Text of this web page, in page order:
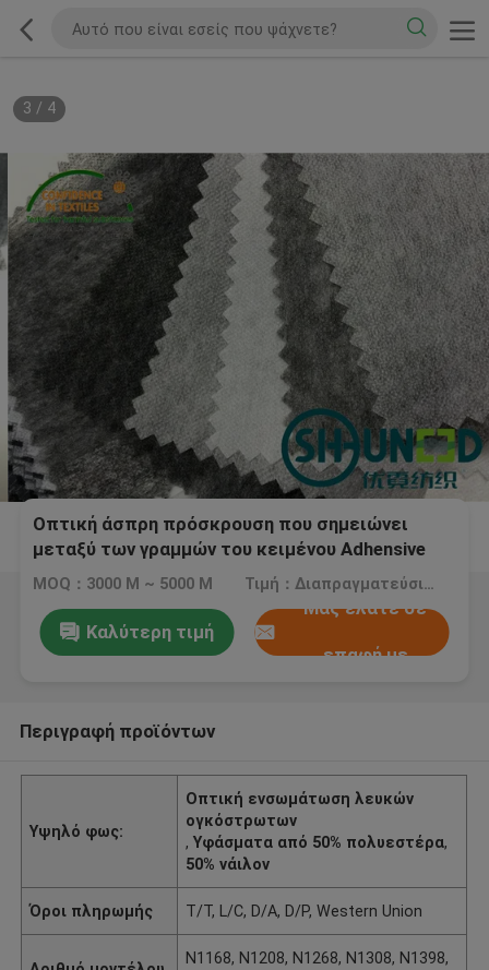
3 / 4
Οπτική άσπρη πρόσκρουση που σημειώνει
μεταξύ των γραμμών του κειμένου Adhensive
50% νάυλον πολυεστέρα/50%
MOQ：3000 Μ ~ 5000 Μ Τιμή：Διαπραγματεύσιμος
Καλύτερη τιμή
Μας ελάτε σε
επαφή με
Περιγραφή προϊόντων
Υψηλό φως:
Οπτική ενσωμάτωση λευκών
ογκόστρωτων
,Υφάσματα από 50% πολυεστέρα,
50% νάιλον
Όροι πληρωμής T/T, L/C, D/A, D/P, Western Union
N1168, N1208, N1268, N1308, N1398,